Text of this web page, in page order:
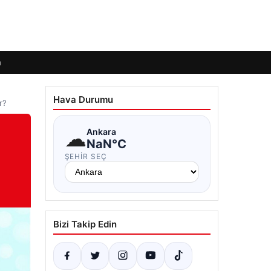
Hava Durumu
☁Ankara
NaN°C
ŞEHIR SEÇ
Bizi Takip Edin